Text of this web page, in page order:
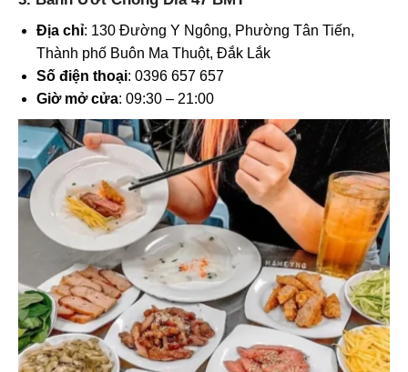
Địa chỉ: 130 Đường Y Ngông, Phường Tân Tiến,
Thành phố Buôn Ma Thuột, Đắk Lắk
Số điện thoại: 0396 657 657
Giờ mở cửa: 09:30 – 21:00